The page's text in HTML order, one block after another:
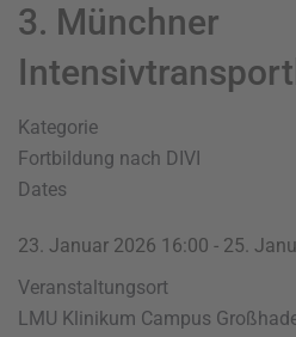
3. Münchner
Kategorie
Fortbildung nach DIVI
Dates
23. Januar 2026 16:00 - 25.
Veranstaltungsort
LMU Klinikum Campus